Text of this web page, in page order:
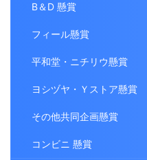
B＆D 懸賞
フィール懸賞
平和堂・ニチリウ懸賞
ヨシヅヤ・Ｙストア懸賞
その他共同企画懸賞
コンビニ 懸賞